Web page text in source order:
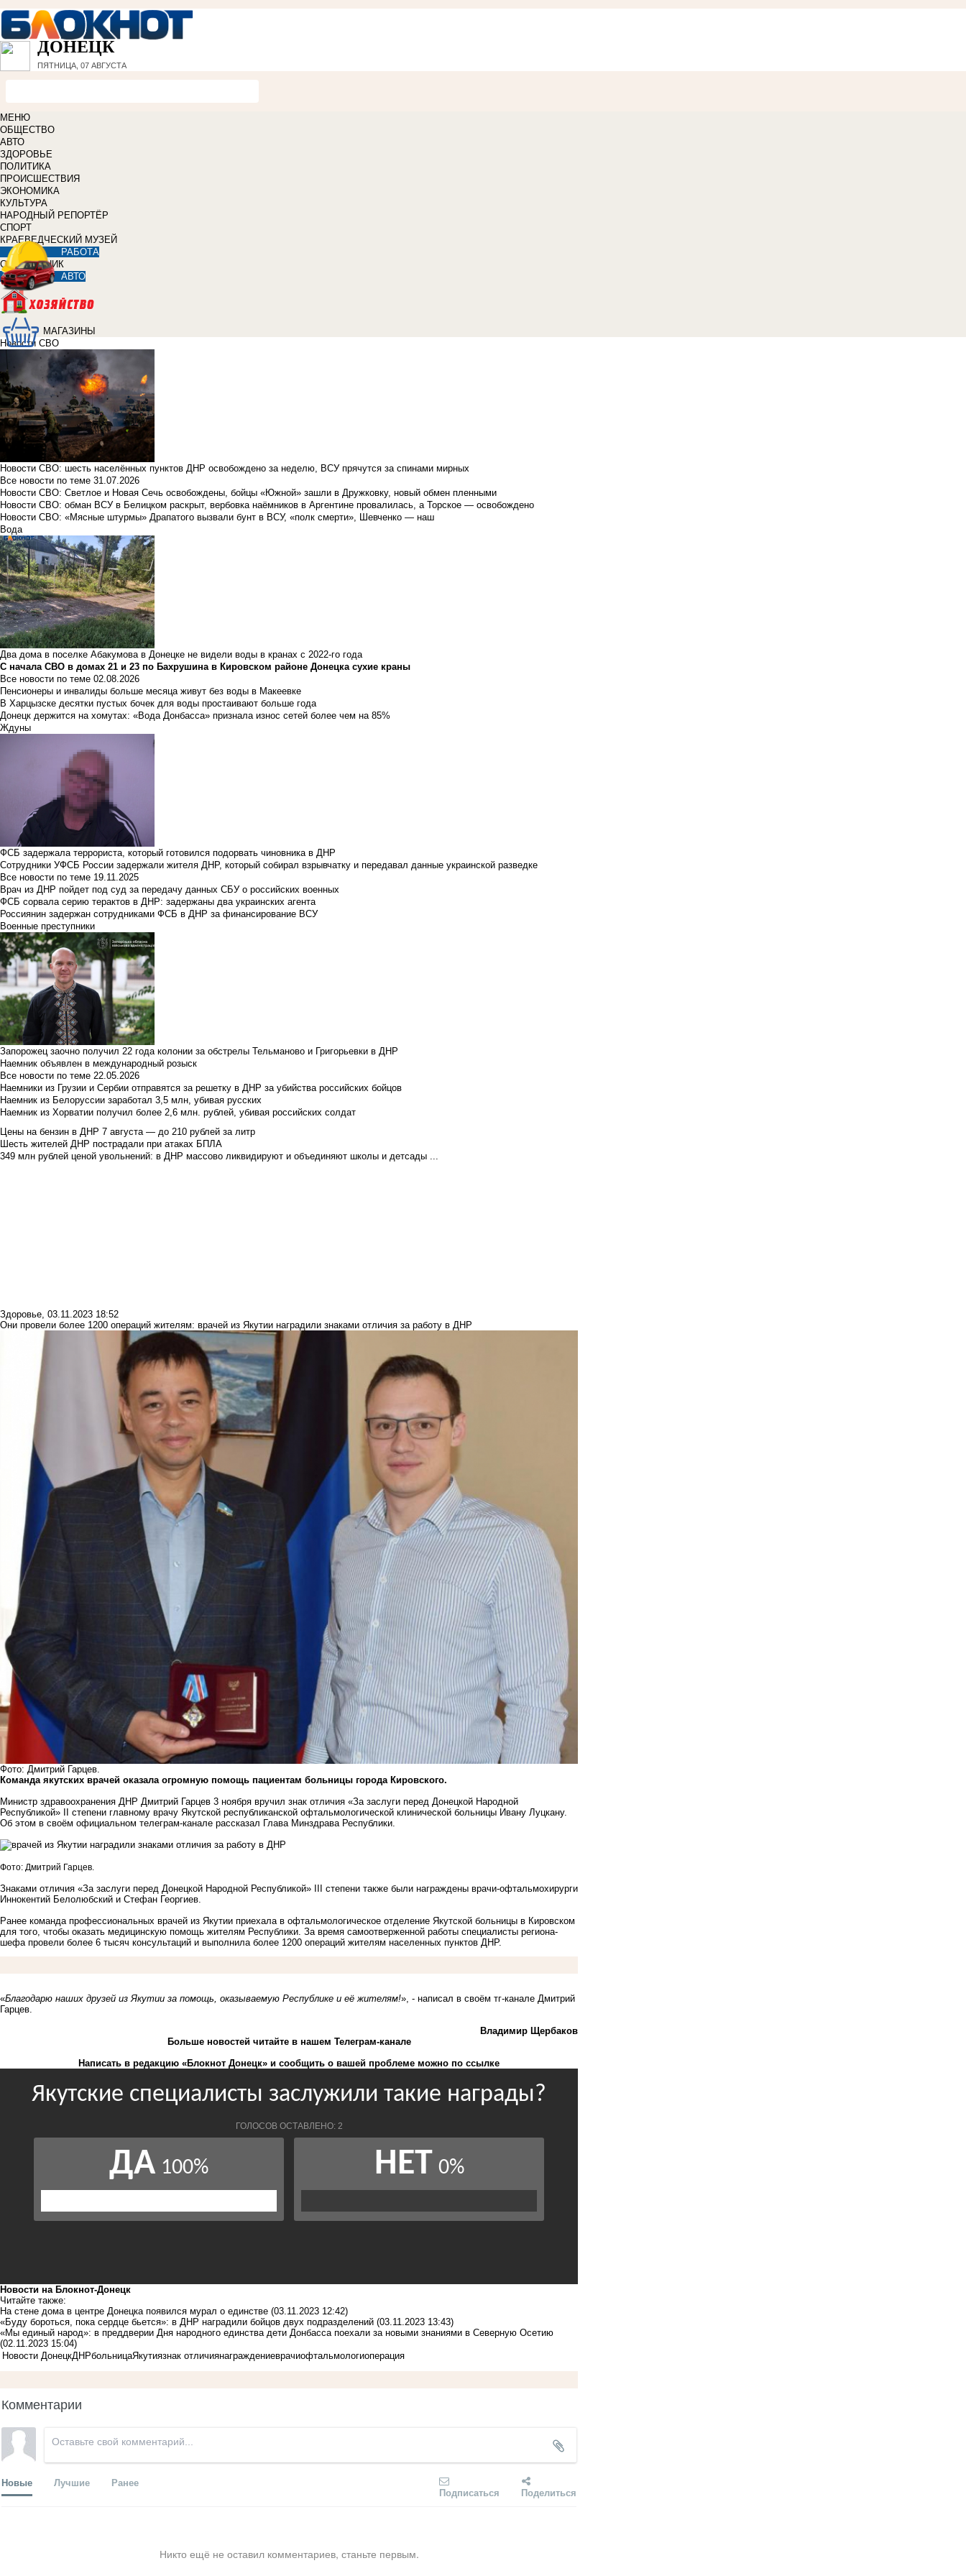
ДОНЕЦК
ПЯТНИЦА, 07 АВГУСТА
МЕНЮ
ОБЩЕСТВО
АВТО
ЗДОРОВЬЕ
ПОЛИТИКА
ПРОИСШЕСТВИЯ
ЭКОНОМИКА
КУЛЬТУРА
НАРОДНЫЙ РЕПОРТЁР
СПОРТ
КРАЕВЕДЧЕСКИЙ МУЗЕЙ
РАБОТА
СПРАВОЧНИК
АВТО
МАГАЗИНЫ
Новости СВО
Новости СВО: шесть населённых пунктов ДНР освобождено за неделю, ВСУ прячутся за спинами мирных
Все новости по теме 31.07.2026
Новости СВО: Светлое и Новая Сечь освобождены, бойцы «Южной» зашли в Дружковку, новый обмен пленными
Новости СВО: обман ВСУ в Белицком раскрыт, вербовка наёмников в Аргентине провалилась, а Торское — освобождено
Новости СВО: «Мясные штурмы» Драпатого вызвали бунт в ВСУ, «полк смерти», Шевченко — наш
Вода
Два дома в поселке Абакумова в Донецке не видели воды в кранах с 2022-го года
С начала СВО в домах 21 и 23 по Бахрушина в Кировском районе Донецка сухие краны
Все новости по теме 02.08.2026
Пенсионеры и инвалиды больше месяца живут без воды в Макеевке
В Харцызске десятки пустых бочек для воды простаивают больше года
Донецк держится на хомутах: «Вода Донбасса» признала износ сетей более чем на 85%
Ждуны
ФСБ задержала террориста, который готовился подорвать чиновника в ДНР
Сотрудники УФСБ России задержали жителя ДНР, который собирал взрывчатку и передавал данные украинской разведке
Все новости по теме 19.11.2025
Врач из ДНР пойдет под суд за передачу данных СБУ о российских военных
ФСБ сорвала серию терактов в ДНР: задержаны два украинских агента
Россиянин задержан сотрудниками ФСБ в ДНР за финансирование ВСУ
Военные преступники
Запорожец заочно получил 22 года колонии за обстрелы Тельманово и Григорьевки в ДНР
Наемник объявлен в международный розыск
Все новости по теме 22.05.2026
Наемники из Грузии и Сербии отправятся за решетку в ДНР за убийства российских бойцов
Наемник из Белоруссии заработал 3,5 млн, убивая русских
Наемник из Хорватии получил более 2,6 млн. рублей, убивая российских солдат
Цены на бензин в ДНР 7 августа — до 210 рублей за литр
Шесть жителей ДНР пострадали при атаках БПЛА
349 млн рублей ценой увольнений: в ДНР массово ликвидируют и объединяют школы и детсады ...
Здоровье 03.11.2023 18:52
Они провели более 1200 операций жителям: врачей из Якутии наградили знаками отличия за работу в ДНР
Фото: Дмитрий Гарцев.
Команда якутских врачей оказала огромную помощь пациентам больницы города Кировского.
Министр здравоохранения ДНР Дмитрий Гарцев 3 ноября вручил знак отличия «За заслуги перед Донецкой Народной
Республикой» II степени главному врачу Якутской республиканской офтальмологической клинической больницы Ивану Луцкану.
Об этом в своём официальном телеграм-канале рассказал Глава Минздрава Республики.
Фото: Дмитрий Гарцев.
Знаками отличия «За заслуги перед Донецкой Народной Республикой» III степени также были награждены врачи-офтальмохирурги
Иннокентий Белолюбский и Стефан Георгиев.
Ранее команда профессиональных врачей из Якутии приехала в офтальмологическое отделение Якутской больницы в Кировском
для того, чтобы оказать медицинскую помощь жителям Республики. За время самоотверженной работы специалисты региона-
шефа провели более 6 тысяч консультаций и выполнила более 1200 операций жителям населенных пунктов ДНР.
«Благодарю наших друзей из Якутии за помощь, оказываемую Республике и её жителям!», - написал в своём тг-канале Дмитрий
Гарцев.
Владимир Щербаков
Больше новостейчитайте в нашем Телеграм-канале
Написать в редакцию «Блокнот Донецк» и сообщить о вашей проблеме можно по ссылке
Новости на Блoкнoт-Донецк
Читайте также:
На стене дома в центре Донецка появился мурал о единстве (03.11.2023 12:42)
«Буду бороться, пока сердце бьется»: в ДНР наградили бойцов двух подразделений (03.11.2023 13:43)
«Мы единый народ»: в преддверии Дня народного единства дети Донбасса поехали за новыми знаниями в Северную Осетию
(02.11.2023 15:04)
Новости ДонецкДНРбольницаЯкутиязнак отличиянаграждениеврачиофтальмологиоперация
Комментарии
Новые Лучшие Ранее
Подписаться Поделиться
Никто ещё не оставил комментариев, станьте первым.